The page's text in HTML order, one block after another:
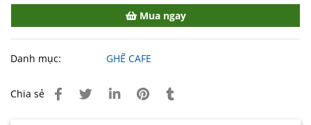
Mua ngay
Danh mục: GHẾ CAFE
Chia sẻ